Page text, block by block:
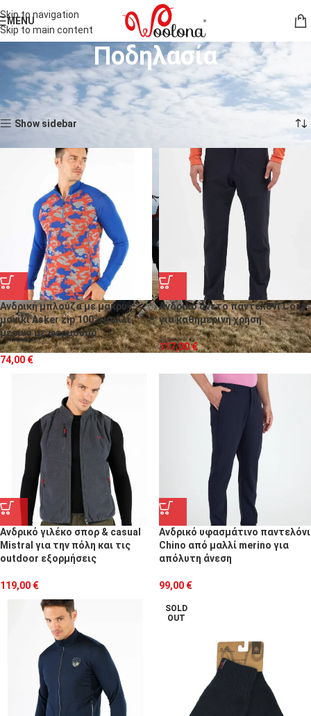
Skip to navigation
Skip to main content
MENU
Ποδηλασία
Αρχική σελίδα Άνδρες Δραστηριότητες Ποδηλασία Σελίδα 2
Βλέπετε 13–24 από 42 αποτελέσματα
Show sidebar
Ανδρική μπλούζα με μακρύ
μανίκι Asker zip 100% μαλλί
μερινό με φερμουάρ
74,00 €
Ανδρικό άνετο παντελόνι Cozy
για καθημερινή χρήση
117,00€
Ανδρικό γιλέκο σπορ & casual
Mistral για την πόλη και τις
outdoor εξορμήσεις
119,00 €
Ανδρικό υφασμάτινο παντελόνι
Chino από μαλλί merino για
απόλυτη άνεση
99,00 €
SOLD
OUT